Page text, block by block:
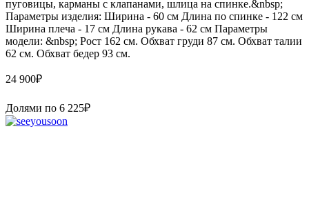
пуговицы, карманы с клапанами, шлица на спинке.&nbsp;
Параметры изделия: Ширина - 60 см Длина по спинке - 122 см
Ширина плеча - 17 см Длина рукава - 62 см Параметры
модели: &nbsp; Рост 162 см. Обхват груди 87 см. Обхват талии
62 см. Обхват бедер 93 см.
24 900₽
Долями по 6 225₽